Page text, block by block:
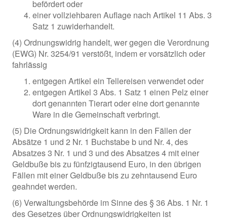
befördert oder
einer vollziehbaren Auflage nach Artikel 11 Abs. 3
Satz 1 zuwiderhandelt.
(4) Ordnungswidrig handelt, wer gegen die Verordnung
(EWG) Nr. 3254/91 verstößt, indem er vorsätzlich oder
fahrlässig
entgegen Artikel ein Tellereisen verwendet oder
entgegen Artikel 3 Abs. 1 Satz 1 einen Pelz einer
dort genannten Tierart oder eine dort genannte
Ware in die Gemeinschaft verbringt.
(5) Die Ordnungswidrigkeit kann in den Fällen der
Absätze 1 und 2 Nr. 1 Buchstabe b und Nr. 4, des
Absatzes 3 Nr. 1 und 3 und des Absatzes 4 mit einer
Geldbuße bis zu fünfzigtausend Euro, in den übrigen
Fällen mit einer Geldbuße bis zu zehntausend Euro
geahndet werden.
(6) Verwaltungsbehörde im Sinne des § 36 Abs. 1 Nr. 1
des Gesetzes über Ordnungswidrigkeiten ist